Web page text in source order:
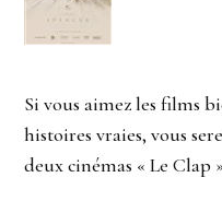
Si vous aimez les films
histoires vraies, vous
deux cinémas « Le Clap